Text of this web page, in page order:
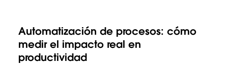
Automatización de procesos: cómo
medir el impacto real en
productividad